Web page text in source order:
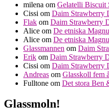
milena om Gelatelli Biscuit
Cissi om Daim Strawberry
Flak om Daim Strawberry
Alice om De etniska
Alice om De etniska
Glassmannen om Daim
Erik om Daim Strawberry
Cissi om Daim Strawberry
Andreas om Glasskoll fem
Fulltone om Det stora Ben
Glassmoln!